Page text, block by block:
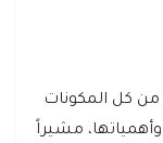
من كل المكونات
مشيراً